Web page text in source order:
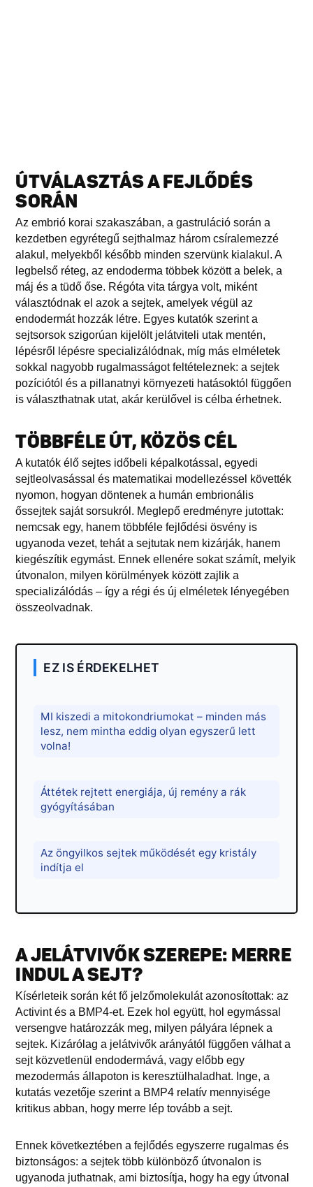
ÚTVÁLASZTÁS A FEJLŐDÉS
SORÁN
Az embrió korai szakaszában, a gastruláció során a
kezdetben egyrétegű sejthalmaz három csíralemezzé
alakul, melyekből később minden szervünk kialakul. A
legbelső réteg, az endoderma többek között a belek, a
máj és a tüdő őse. Régóta vita tárgya volt, miként
választódnak el azok a sejtek, amelyek végül az
endodermát hozzák létre. Egyes kutatók szerint a
sejtsorsok szigorúan kijelölt jelátviteli utak mentén,
lépésről lépésre specializálódnak, míg más elméletek
sokkal nagyobb rugalmasságot feltételeznek: a sejtek
pozíciótól és a pillanatnyi környezeti hatásoktól függően
is választhatnak utat, akár kerülővel is célba érhetnek.
TÖBBFÉLE ÚT, KÖZÖS CÉL
A kutatók élő sejtes időbeli képalkotással, egyedi
sejtleolvasással és matematikai modellezéssel követték
nyomon, hogyan döntenek a humán embrionális
őssejtek saját sorsukról. Meglepő eredményre jutottak:
nemcsak egy, hanem többféle fejlődési ösvény is
ugyanoda vezet, tehát a sejtutak nem kizárják, hanem
kiegészítik egymást. Ennek ellenére sokat számít, melyik
útvonalon, milyen körülmények között zajlik a
specializálódás – így a régi és új elméletek lényegében
összeolvadnak.
EZ IS ÉRDEKELHET
MI kiszedi a mitokondriumokat – minden más
lesz, nem mintha eddig olyan egyszerű lett
volna!
Áttétek rejtett energiája, új remény a rák
gyógyításában
Az öngyilkos sejtek működését egy kristály
indítja el
A JELÁTVIVŐK SZEREPE: MERRE
INDUL A SEJT?
Kísérleteik során két fő jelzőmolekulát azonosítottak: az
Activint és a BMP4-et. Ezek hol együtt, hol egymással
versengve határozzák meg, milyen pályára lépnek a
sejtek. Kizárólag a jelátvivők arányától függően válhat a
sejt közvetlenül endodermává, vagy előbb egy
mezodermás állapoton is keresztülhaladhat. Inge, a
kutatás vezetője szerint a BMP4 relatív mennyisége
kritikus abban, hogy merre lép tovább a sejt.
Ennek következtében a fejlődés egyszerre rugalmas és
biztonságos: a sejtek több különböző útvonalon is
ugyanoda juthatnak, ami biztosítja, hogy ha egy útvonal